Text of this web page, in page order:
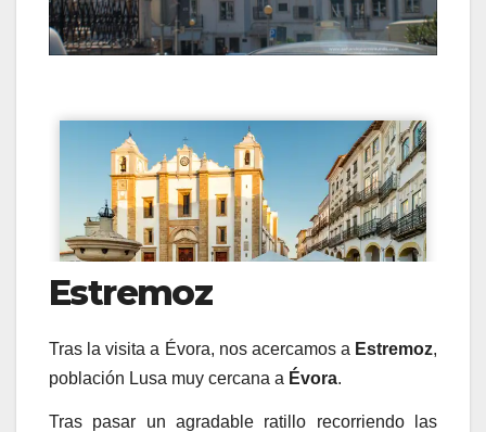
Estremoz
Tras la visita a Évora, nos acercamos a Estremoz,
población Lusa muy cercana a Évora.
Tras pasar un agradable ratillo recorriendo las